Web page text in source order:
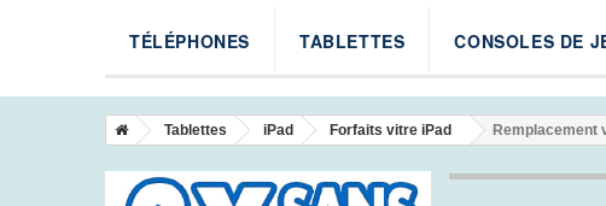
TÉLÉPHONES TABLETTES CONSOLES DE
Tablettes iPad Forfaits vitre iPad Remplacement